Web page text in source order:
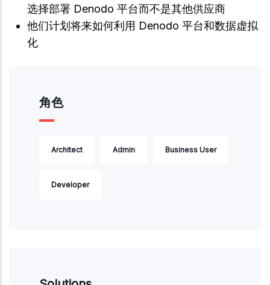
选择部署 Denodo 平台而不是其他供应商
他们计划将来如何利用 Denodo 平台和数据虚拟
化
角色
Architect Admin Business User
Developer